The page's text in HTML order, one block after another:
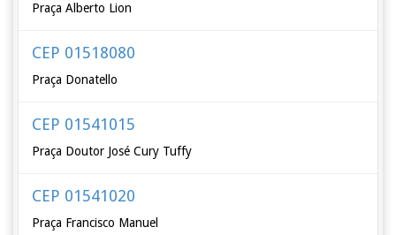
Praça Alberto Lion
CEP 01518080
Praça Donatello
CEP 01541015
Praça Doutor José Cury Tuffy
CEP 01541020
Praça Francisco Manuel